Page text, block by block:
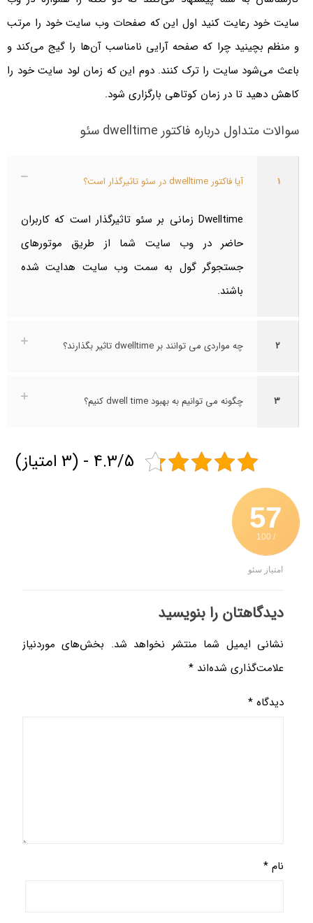
سایت خود رعایت کنید اول این که صفحات وب سایت خود را مرتب
و منظم بچینید چرا که صفحه آرایی نامناسب آن‌ها را گیج می‌کند و
باعث می‌شود سایت را ترک کنند. دوم این که زمان لود سایت خود را
کاهش دهید تا در زمان کوتاهی بارگزاری شود.
سوالات متداول درباره فاکتور dwelltime سئو
آیا فاکتور dwelltime در سئو تاثیرگذار است؟
Dwelltime زمانی بر سئو تاثیرگذار است که کاربران
حاضر در وب سایت شما از طریق موتورهای
جستجوگر گول به سمت وب سایت هدایت شده
باشند.
۲ چه مواردی می ‌توانند بر dwelltime تاثیر بگذارند؟
۳ چگونه می‌ توانیم به بهبود dwell time کنیم؟
4.3/5 - (3 امتیاز)
57
/ 100
امتیاز سئو
دیدگاهتان را بنویسید
نشانی ایمیل شما منتشر نخواهد شد.
بخش‌های موردنیاز
علامت‌گذاری شده‌اند *
دیدگاه*
نام*